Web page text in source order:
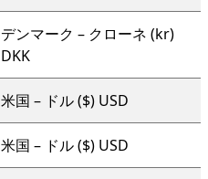
デンマーク – クローネ (kr)
DKK
米国 – ドル ($) USD
米国 – ドル ($) USD